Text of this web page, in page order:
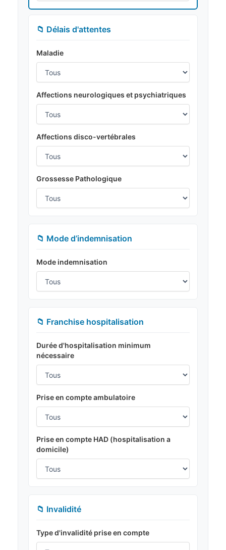
📁 Délais d'attentes
Maladie
Affections neurologiques et psychiatriques
Affections disco-vertébrales
Grossesse Pathologique
📁 Mode d’indemnisation
Mode indemnisation
📁 Franchise hospitalisation
Durée d'hospitalisation minimum
nécessaire
Prise en compte ambulatoire
Prise en compte HAD (hospitalisation a
domicile)
📁 Invalidité
Type d'invalidité prise en compte